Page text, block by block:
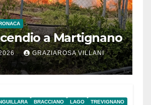
a Martignano
GRAZIAROSA VILLANI
BRACCIANO LAGO TREVIGNANO